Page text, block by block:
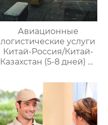
Авиационные
логистические услуги
Китай-Россия/Китай-
Казахстан (5-8 дней) —
управлению
международными
цепями поставок